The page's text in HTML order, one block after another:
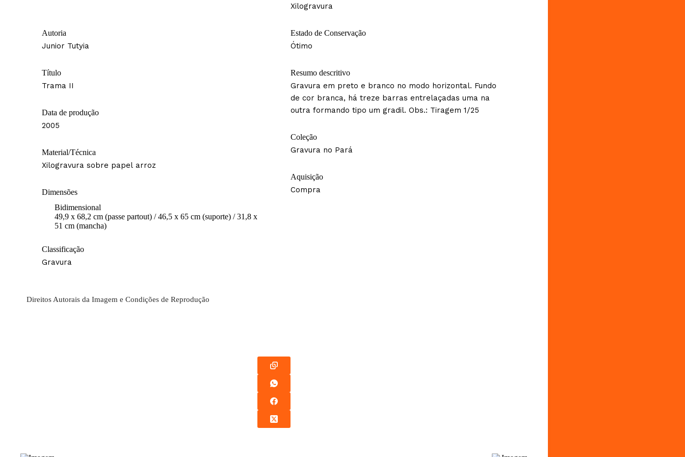
Autoria
Junior Tutyia
Título
Trama II
Data de produção
2005
Material/Técnica
Xilogravura sobre papel arroz
Dimensões
Bidimensional
49,9 x 68,2 cm (passe partout) / 46,5 x 65 cm (suporte) / 31,8 x
51 cm (mancha)
Classificação
Gravura
Xilogravura
Estado de Conservação
Ótimo
Resumo descritivo
Gravura em preto e branco no modo horizontal. Fundo
de cor branca, há treze barras entrelaçadas uma na
outra formando tipo um gradil. Obs.: Tiragem 1/25
Coleção
Gravura no Pará
Aquisição
Compra
Direitos Autorais da Imagem e Condições de Reprodução